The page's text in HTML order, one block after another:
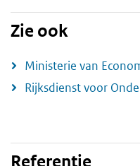
Zie ook
Ministerie van
Rijksdienst voor